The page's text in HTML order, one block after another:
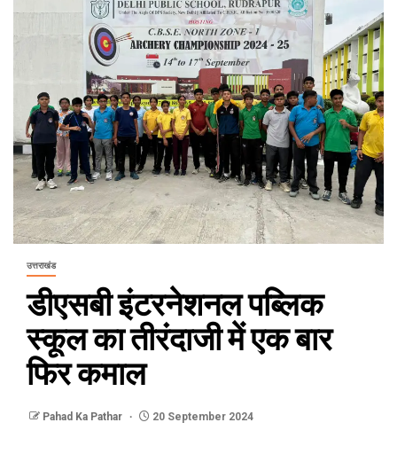
उत्तराखंड
डीएसबी इंटरनेशनल पब्लिक
स्कूल का तीरंदाजी में एक बार
फिर कमाल
Pahad Ka Pathar 20 September 2024